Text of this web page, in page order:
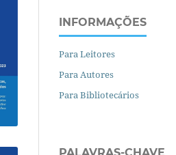
INFORMAÇÕES
Para Leitores
Para Autores
Para Bibliotecários